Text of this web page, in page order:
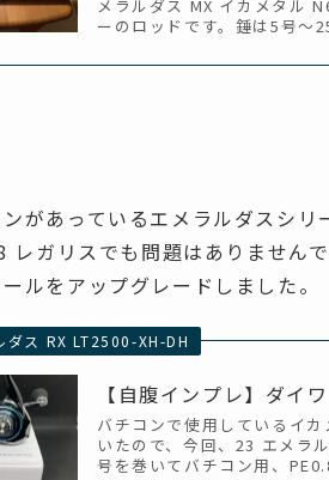
メラルダス MX イカメタル
ーのロッドです。錘は5号～
があっているエメラルダスシリ
レガリスでも問題はありません
ルをアップグレードしました。
ダス RX LT2500-XH-DH
【自腹インプレ】ダイ
バチコンで使用しているイ
いたので、今回、23 エメラ
号を巻いてバチコン用、